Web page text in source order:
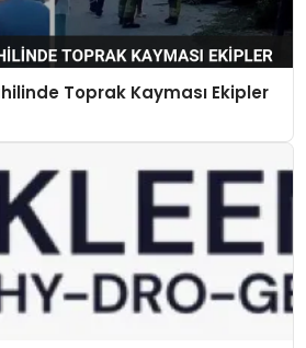
Toprak Kayması Ekipler